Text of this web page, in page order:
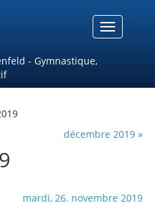
Menu
- Gymnastique,
décembre 2019 »
mardi, 26. novembre 2019